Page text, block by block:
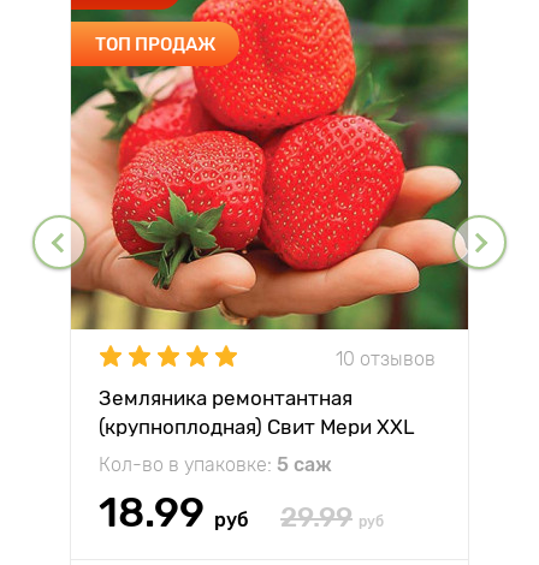
ТОП ПРОДАЖ
10 отзывов
Земляника ремонтантная
(крупноплодная) Свит Мери XXL
Кол-во в упаковке: 5 саж
18.99 руб 29.99 руб